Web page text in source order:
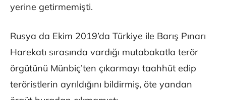
yerine getirmemişti.
Rusya da Ekim 2019’da Türkiye ile Barış Pınarı
Harekatı sırasında vardığı mutabakatla terör
örgütünü Münbiç’ten çıkarmayı taahhüt edip
teröristlerin ayrıldığını bildirmiş, öte yandan